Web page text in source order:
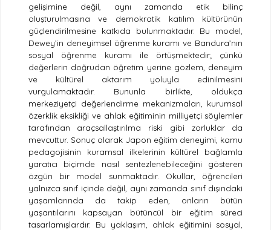
gelişimine değil, aynı zamanda etik bilinç
oluşturulmasına ve demokratik katılım kültürünün
güçlendirilmesine katkıda bulunmaktadır. Bu model,
Dewey’in deneyimsel öğrenme kuramı ve Bandura’nın
sosyal öğrenme kuramı ile örtüşmektedir; çünkü
değerlerin doğrudan öğretim yerine gözlem, deneyim
ve kültürel aktarım yoluyla edinilmesini
vurgulamaktadır. Bununla birlikte, oldukça
merkeziyetçi değerlendirme mekanizmaları, kurumsal
özerklik eksikliği ve ahlak eğitiminin milliyetçi söylemler
tarafından araçsallaştırılma riski gibi zorluklar da
mevcuttur. Sonuç olarak Japon eğitim deneyimi, kamu
pedagojisinin kuramsal ilkelerinin kültürel bağlamla
yaratıcı biçimde nasıl sentezlenebileceğini gösteren
özgün bir model sunmaktadır. Okullar, öğrencileri
yalnızca sınıf içinde değil, aynı zamanda sınıf dışındaki
yaşamlarında da takip eden, onların bütün
yaşantılarını kapsayan bütüncül bir eğitim süreci
tasarlamışlardır. Bu yaklaşım, ahlak eğitimini sosyal,